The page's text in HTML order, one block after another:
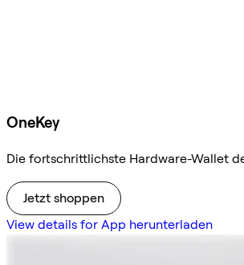
OneKey
Die fortschrittlichste Hardware-Wallet
Jetzt shoppen
View details for App herunterladen